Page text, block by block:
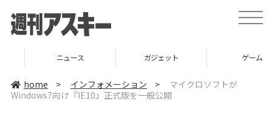
t
o
e
ニュース ガジェット
home > インフォメーション >
マイクロソフトが
Windows7向け『IE10』正式版を一般公開